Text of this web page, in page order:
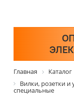
Главная
Каталог
Вилки, розетки
специальные